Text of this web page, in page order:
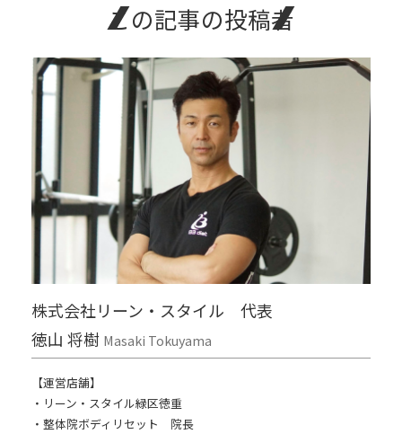
この記事の投稿者
株式会社リーン・スタイル 代表
徳山 将樹 Masaki Tokuyama
【運営店舗】
・リーン・スタイル緑区徳重
・整体院ボディリセット 院長